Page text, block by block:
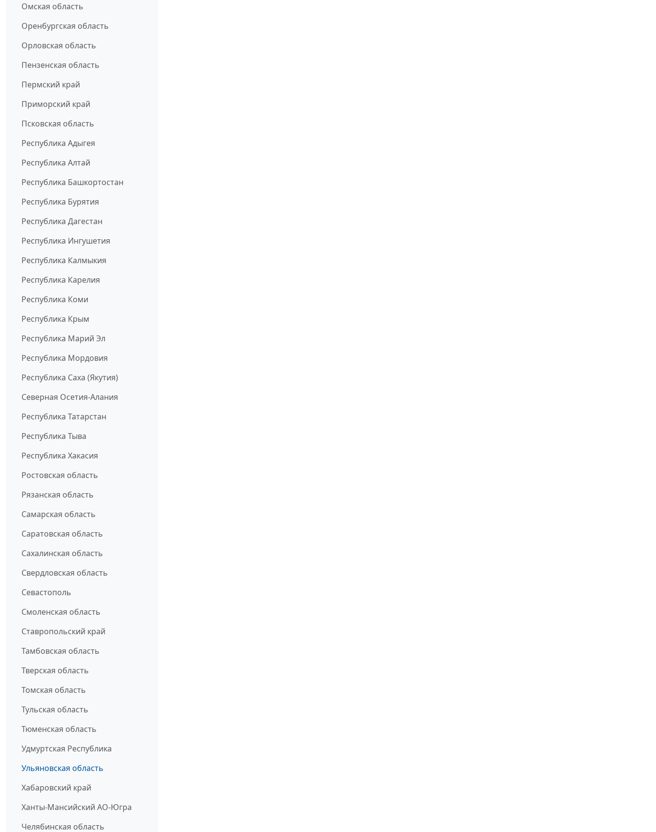
Омская область
Оренбургская область
Орловская область
Пензенская область
Пермский край
Приморский край
Псковская область
Республика Адыгея
Республика Алтай
Республика Башкортостан
Республика Бурятия
Республика Дагестан
Республика Ингушетия
Республика Калмыкия
Республика Карелия
Республика Коми
Республика Крым
Республика Марий Эл
Республика Мордовия
Республика Саха (Якутия)
Северная Осетия-Алания
Республика Татарстан
Республика Тыва
Республика Хакасия
Ростовская область
Рязанская область
Самарская область
Саратовская область
Сахалинская область
Свердловская область
Севастополь
Смоленская область
Ставропольский край
Тамбовская область
Тверская область
Томская область
Тульская область
Тюменская область
Удмуртская Республика
Ульяновская область
Хабаровский край
Ханты-Мансийский АО-Югра
Челябинская область